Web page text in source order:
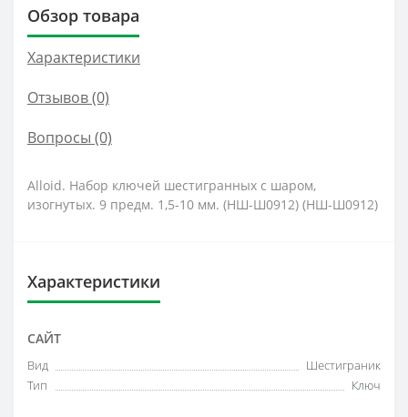
Обзор товара
Характеристики
Отзывов (0)
Вопросы (0)
Alloid. Набор ключей шестигранных с шаром,
изогнутых. 9 предм. 1,5-10 мм. (НШ-Ш0912) (НШ-Ш0912)
Характеристики
САЙТ
Вид
Шестиграник
Тип
Ключ